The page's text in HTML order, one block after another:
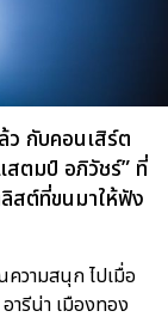
กับคอนเสิร์ต
สตมป์ อภิวัชร์” ที่
สต์ที่ขนมาให้ฟัง
วามสนุก ไปเมื่อ
ารีน่า เมืองทอง